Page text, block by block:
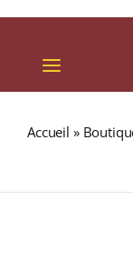
Toggle
Navigation
SPIRITUEUX
Accueil »